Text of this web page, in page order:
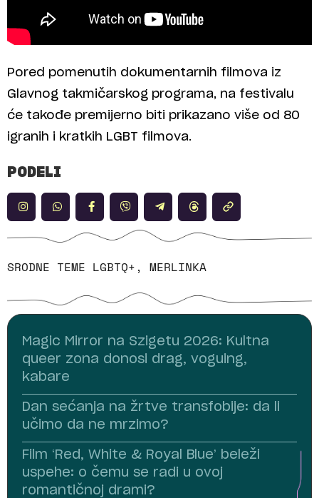
Pored pomenutih dokumentarnih filmova iz
Glavnog takmičarskog programa, na festivalu
će takođe premijerno biti prikazano više od 80
igranih i kratkih LGBT filmova.
PODELI
SRODNE TEME LGBTQ+, MERLINKA
Magic Mirror na Szigetu 2026: Kultna
queer zona donosi drag, voguing,
kabare
Dan sećanja na žrtve transfobije: da li
učimo da ne mrzimo?
Film ‘Red, White & Royal Blue’ beleži
uspehe: o čemu se radi u ovoj
romantičnoj drami?